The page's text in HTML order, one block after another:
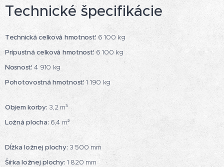
Technické špecifikácie
Technická celková hmotnosť: 6 100 kg
Prípustná celková hmotnosť: 6 100 kg
Nosnosť: 4 910 kg
Pohotovostná hmotnosť: 1 190 kg
Objem korby: 3,2 m³
Ložná plocha: 6,4 m²
Dĺžka ložnej plochy: 3 500 mm
Šírka ložnej plochy: 1 820 mm